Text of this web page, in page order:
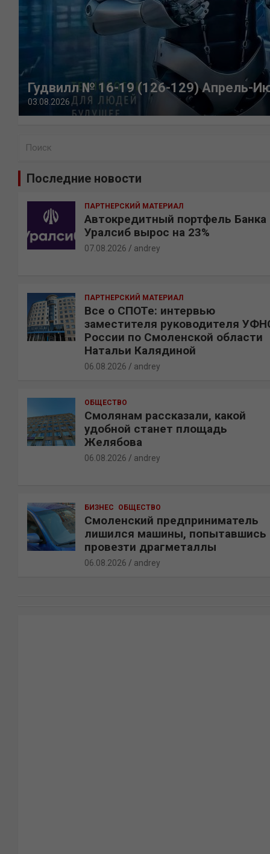
Гудвилл № 16-19 (126-129) Апрель-
03.08.2026
Последние новости
ПАРТНЕРСКИЙ МАТЕРИАЛ
Автокредитный портфель Банка
Уралсиб вырос на 23%
07.08.2026 andrey
ПАРТНЕРСКИЙ МАТЕРИАЛ
Все о СПОТе: интервью
заместителя руководителя
России по Смоленской области
Натальи Калядиной
06.08.2026 andrey
ОБЩЕСТВО
Смолянам рассказали, какой
удобной станет площадь
Желябова
06.08.2026 andrey
БИЗНЕС ОБЩЕСТВО
Смоленский предприниматель
лишился машины, попытавшись
провезти драгметаллы
06.08.2026 andrey